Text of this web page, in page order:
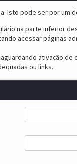
Isto pode ser por um
na parte inferior
acessar páginas
ativação de
ou links.